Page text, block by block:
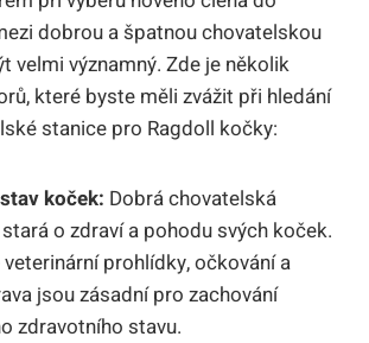
‍dobrou‌ a ​špatnou ⁤chovatelskou
velmi významný. Zde je několik
které⁤ byste měli ‍zvážit při hledání
stanice pro Ragdoll⁤ kočky:
koček: Dobrá ​chovatelská
o zdraví a ‍pohodu svých koček.
prohlídky, ​očkování a
jsou zásadní pro zachování
zdravotního stavu.